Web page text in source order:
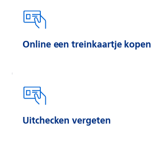
Online een treinkaartje kopen
Uitchecken vergeten